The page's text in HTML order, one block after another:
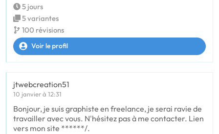
5 jours
5 variantes
100 révisions
Voir le profil
jtwebcreation51
10 janvier à 12:31
Bonjour, je suis graphiste en freelance, je serai ravie de
travailler avec vous. N'hésitez pas à me contacter. Lien
vers mon site ******/.